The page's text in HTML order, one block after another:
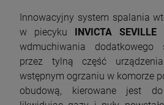
Innowacyjny system spalania
w piecyku
INVICTA SEVILLE
wdmuchiwania dodatkowego
przez tylną część
wstępnym ogrzaniu w komorze
obudową, kierowane jest